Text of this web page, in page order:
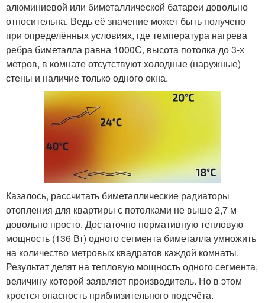
алюминиевой или биметаллической батареи довольно
относительна. Ведь её значение может быть получено
при определённых условиях, где температура нагрева
ребра биметалла равна 1000С, высота потолка до 3-х
метров, в комнате отсутствуют холодные (наружные)
стены и наличие только одного окна.
Казалось, рассчитать биметаллические радиаторы
отопления для квартиры с потолками не выше 2,7 м
довольно просто. Достаточно нормативную тепловую
мощность (136 Вт) одного сегмента биметалла умножить
на количество метровых квадратов каждой комнаты.
Результат делят на тепловую мощность одного сегмента,
величину которой заявляет производитель. Но в этом
кроется опасность приблизительного подсчёта.